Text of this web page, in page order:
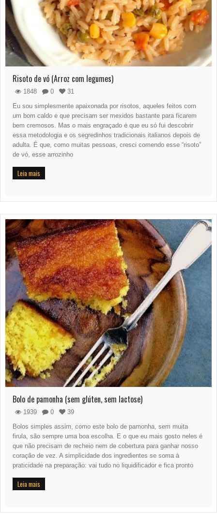
Risoto de vó (Arroz com legumes)
1848 0
31
Eu sou simplesmente apaixonada por risotos, aqueles feitos com
um bom caldo e que precisam ser mexidos bastante para ficarem
bem cremosos. Mas o mais engraçado é que eu só fui descobrir
essa metodologia e os segredinhos tradicionais italianos depois de
adulta. É que, como muitas pessoas, cresci comendo esse “risoto”
de vó, esse arrozinho
Leia mais
Bolo de pamonha (sem glúten, sem lactose)
1939 0
39
Bolos simples assim, como este bolo de pamonha, sem muita
firula, são sempre uma boa escolha. E o que eu mais gosto neles é
que não precisam de recheio nem de cobertura para ganhar nosso
coração de vez. A simplicidade dos ingredientes se soma à
praticidade na preparação: vai tudo no liquidificador e fica pronto
Leia mais